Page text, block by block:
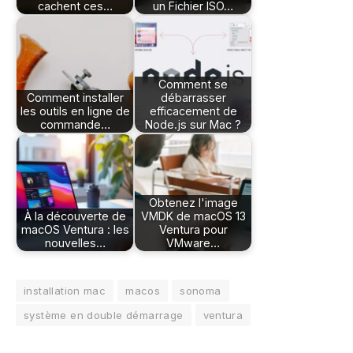
cachent ces… un Fichier ISO…
Comment installer
les outils en ligne de
commande…
Comment se
débarrasser
efficacement de
Node.js sur Mac ?
À la découverte de
macOS Ventura : les
nouvelles…
Obtenez l'image
VMDK de macOS 13
Ventura pour
VMware…
installation mac macos
sonoma
système en double démarrage
ventura